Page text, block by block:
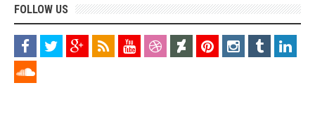
FOLLOW US